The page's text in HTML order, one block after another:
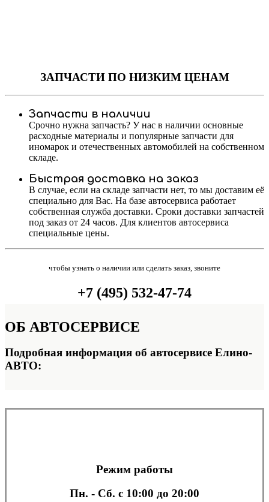
ЗАПЧАСТИПО НИЗКИМ ЦЕНАМ
Запчасти в наличии
Срочно нужна запчасть? У нас в наличии основные
расходные материалы и популярные запчасти для
иномарок и отечественных автомобилей на собственном
складе.
Быстрая доставка на заказ
В случае, если на складе запчасти нет, то мы доставим её
специально для Вас. На базе автосервиса работает
собственная служба доставки. Сроки доставки запчастей
под заказ от 24 часов. Для клиентов автосервиса
специальные цены.
чтобы узнать о наличии или сделать заказ, звоните
+7 (495) 532-47-74
ОБ АВТОСЕРВИСЕ
Подробная информация об автосервисе Елино-
АВТО:
Режим работы
Пн. - Сб. с 10:00 до 20:00